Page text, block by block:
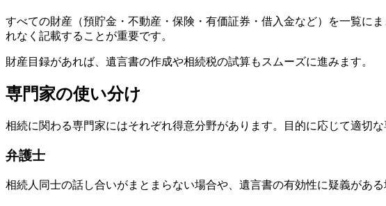
すべての財産（預貯金・不動産・保険・有価証券・借入金など）を一覧にま
れなく記載することが重要です。
財産目録があれば、遺言書の作成や相続税の試算もスムーズに進みます。
専門家の使い分け
相続に関わる専門家にはそれぞれ得意分野があります。目的に応じて適切な
弁護士
相続人同士の話し合いがまとまらない場合や、遺言書の有効性に疑義がある